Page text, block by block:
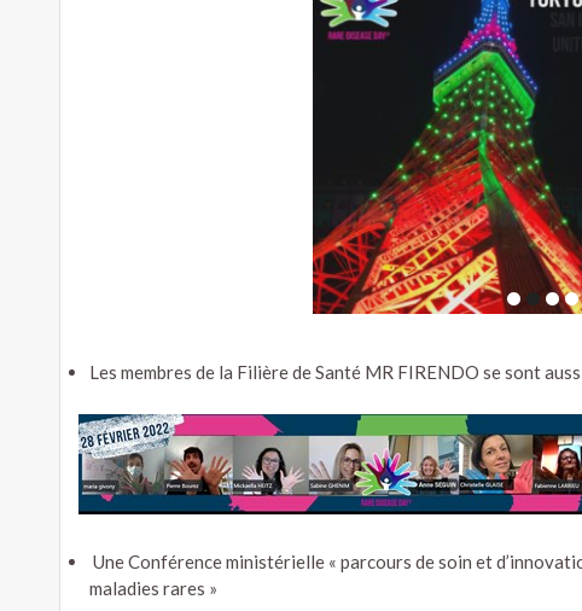
Les membres de la Filière de Santé MR FIRENDO se sont
Une Conférence ministérielle « parcours de soin et
maladies rares »